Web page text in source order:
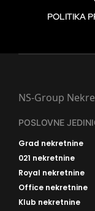
POLITIKA
NS-Group
POSLOVNE
Grad nekretnine
021 nekretnine
Royal nekretnine
Office nekretnine
Klub nekretnine